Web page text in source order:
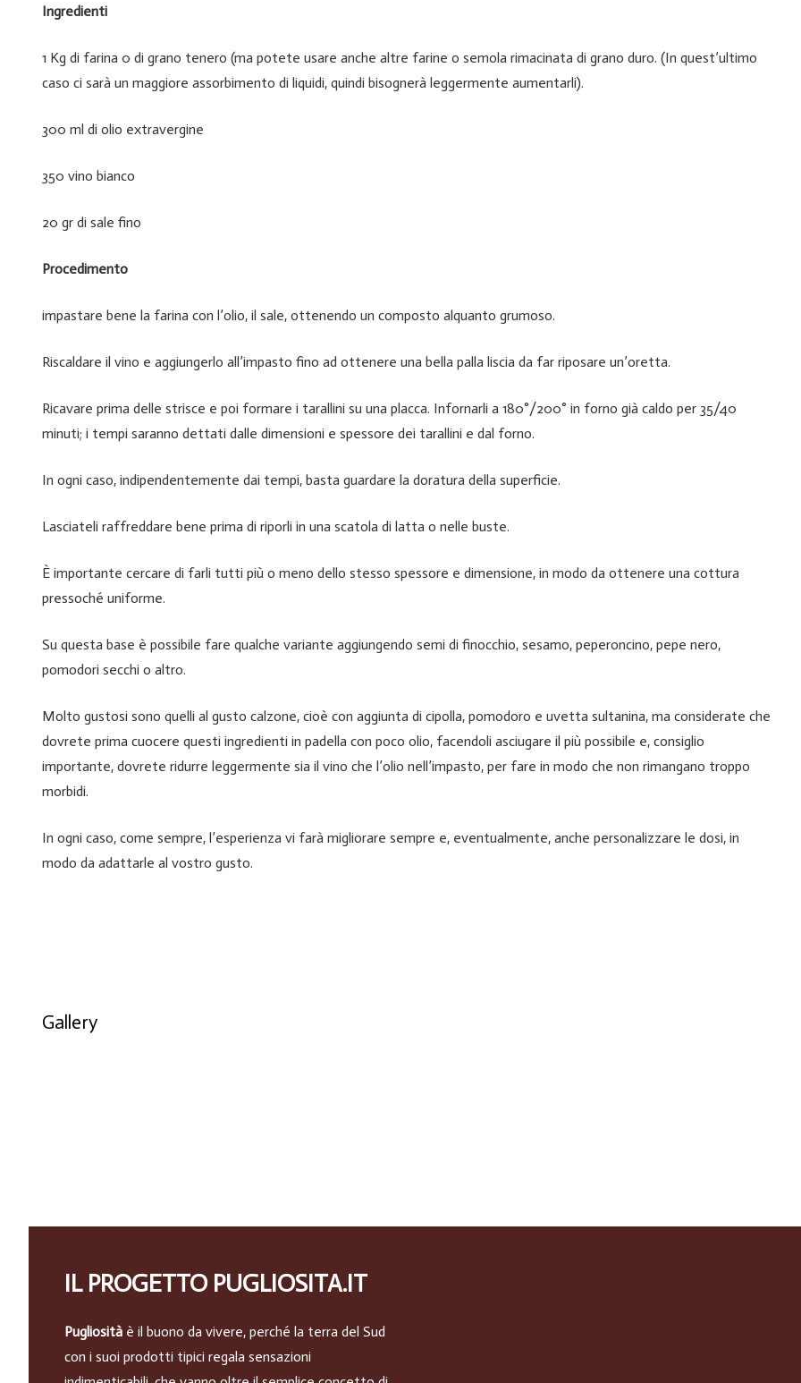
Ingredienti
1 Kg di farina 0 di grano tenero (ma potete usare anche altre farine o semola rimacinata di grano duro. (In quest’ultimo
caso ci sarà un maggiore assorbimento di liquidi, quindi bisognerà leggermente aumentarli).
300 ml di olio extravergine
350 vino bianco
20 gr di sale fino
Procedimento
impastare bene la farina con l’olio, il sale, ottenendo un composto alquanto grumoso.
Riscaldare il vino e aggiungerlo all’impasto fino ad ottenere una bella palla liscia da far riposare un’oretta.
Ricavare prima delle strisce e poi formare i tarallini su una placca. Infornarli a 180°/200° in forno già caldo per 35/40
minuti; i tempi saranno dettati dalle dimensioni e spessore dei tarallini e dal forno.
In ogni caso, indipendentemente dai tempi, basta guardare la doratura della superficie.
Lasciateli raffreddare bene prima di riporli in una scatola di latta o nelle buste.
È importante cercare di farli tutti più o meno dello stesso spessore e dimensione, in modo da ottenere una cottura
pressoché uniforme.
Su questa base è possibile fare qualche variante aggiungendo semi di finocchio, sesamo, peperoncino, pepe nero,
pomodori secchi o altro.
Molto gustosi sono quelli al gusto calzone, cioè con aggiunta di cipolla, pomodoro e uvetta sultanina, ma considerate che
dovrete prima cuocere questi ingredienti in padella con poco olio, facendoli asciugare il più possibile e, consiglio
importante, dovrete ridurre leggermente sia il vino che l’olio nell’impasto, per fare in modo che non rimangano troppo
morbidi.
In ogni caso, come sempre, l’esperienza vi farà migliorare sempre e, eventualmente, anche personalizzare le dosi, in
modo da adattarle al vostro gusto.
Gallery
IL PROGETTO PUGLIOSITA.IT
Pugliosità è il buono da vivere, perché la terra del Sud
con i suoi prodotti tipici regala sensazioni